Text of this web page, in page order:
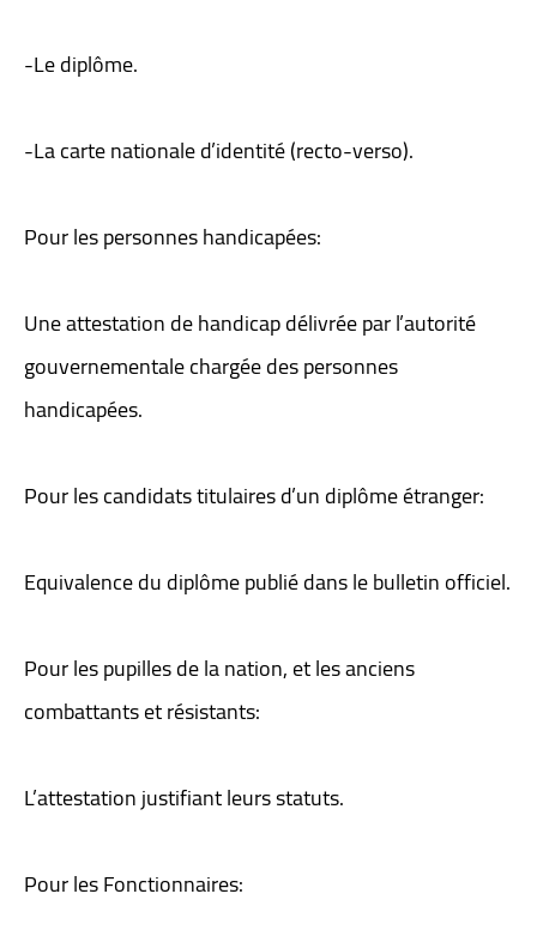
-Le diplôme.
-La carte nationale d’identité (recto-verso).
Pour les personnes handicapées:
Une attestation de handicap délivrée par l’autorité
gouvernementale chargée des personnes
handicapées.
Pour les candidats titulaires d’un diplôme étranger:
Equivalence du diplôme publié dans le bulletin officiel.
Pour les pupilles de la nation, et les anciens
combattants et résistants:
L’attestation justifiant leurs statuts.
Pour les Fonctionnaires: